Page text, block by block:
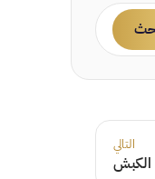
التالي
الكبش